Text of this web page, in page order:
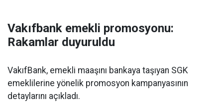
Vakıfbank emekli promosyonu:
Rakamlar duyuruldu
VakıfBank, emekli maaşını bankaya taşıyan SGK
emeklilerine yönelik promosyon kampanyasının
detaylarını açıkladı.